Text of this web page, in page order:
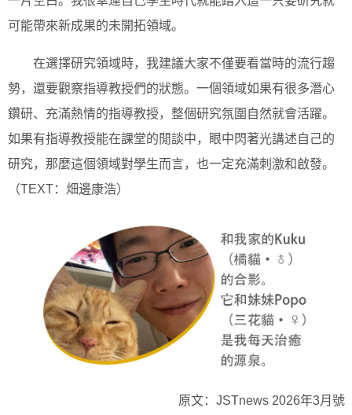
可能帶來新成果的未開拓領域。
在選擇研究領域時，我建議大家不僅要看當時的流行趨
勢，還要觀察指導教授們的狀態。一個領域如果有很多潛心
鑽研、充滿熱情的指導教授，整個研究氛圍自然就會活躍。
如果有指導教授能在課堂的閒談中，眼中閃著光講述自己的
研究，那麼這個領域對學生而言，也一定充滿刺激和啟發。
（TEXT：畑邊康浩）
原文：JSTnews 2026年3月號